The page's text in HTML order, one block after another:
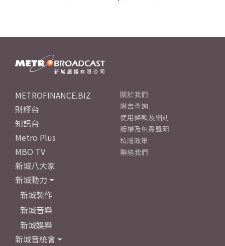
METROFINANCE.BIZ
財經台
知訊台
Metro Plus
MBO TV
新城八大家
新城動力
新城製作
新城音樂
新城娛樂
新城音統會
關於我們
廣告查詢
使用條款及細則
版權及免責聲明
私隱政策
聯絡我們